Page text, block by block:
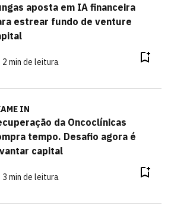
aposta em IA financeira
estrear fundo de venture
2 min de leitura
IN
da Oncoclínicas
tempo. Desafio agora é
capital
3 min de leitura